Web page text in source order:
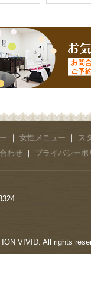
｜ 女性メニュー ｜
ス
わせ ｜ プライバシーポ
VIVID. All rights